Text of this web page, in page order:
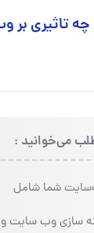
تاثیری بر
می‌خوانید :
شما شامل
سازی وب سایت